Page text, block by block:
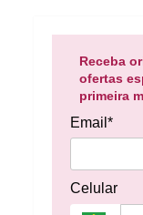
Receba
ofertas
primeira
Email*
Celular